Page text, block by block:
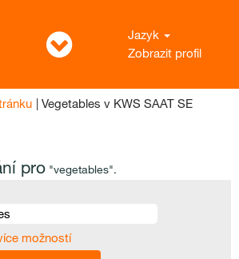
Jazyk
Zobrazit profil
| Vegetables v KWS SAAT SE(aktuální
pro "vegetables".
možností